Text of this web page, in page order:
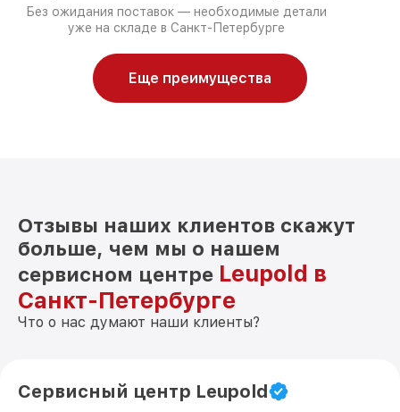
Без ожидания поставок — необходимые детали
уже на складе в Санкт-Петербурге
Еще преимущества
Отзывы наших клиентов скажут
больше, чем мы о нашем
сервисном центре Leupold в
Санкт-Петербурге
Что о нас думают наши клиенты?
Сервисный центр Leupold